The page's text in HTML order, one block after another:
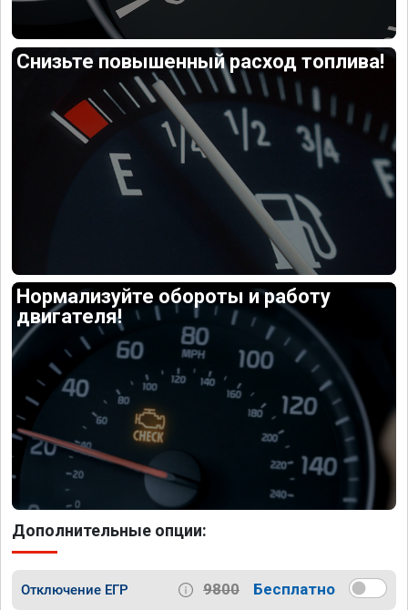
Снизьте повышенный расход топлива!
Нормализуйте обороты и работу
двигателя!
Дополнительные опции:
Отключение ЕГР 9800 Бесплатно